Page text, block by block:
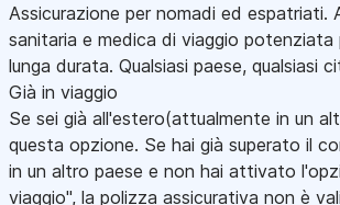
Assicurazione per nomadi ed espatriati.
sanitaria e medica di viaggio potenziata
lunga durata. Qualsiasi paese, qualsiasi
Già in viaggio
Se sei già all'estero(attualmente in un
questa opzione. Se hai già superato il
in un altro paese e non hai attivato
viaggio", la polizza assicurativa non è